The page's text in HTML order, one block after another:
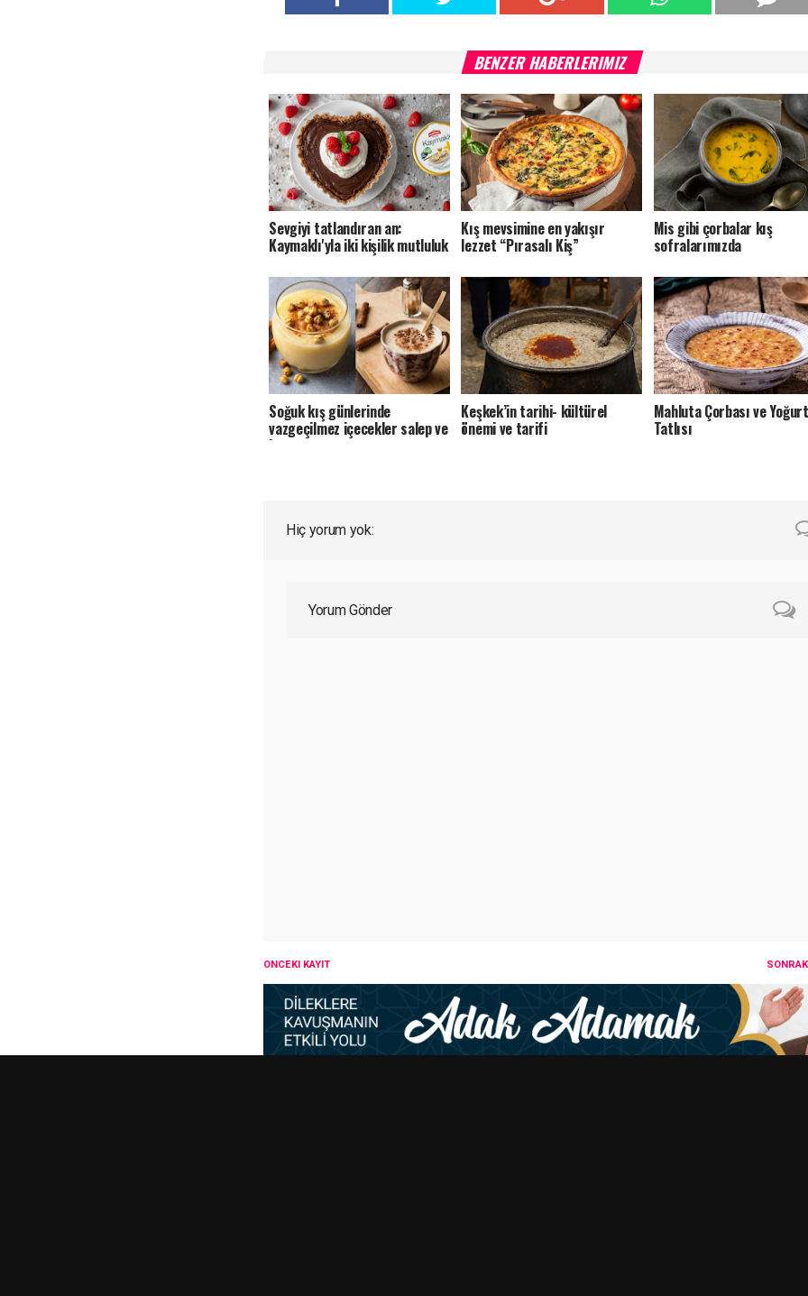
BENZER HABERLERIMIZ
Sevgiyi tatlandıran an:
Kaymaklı'yla iki kişilik mutluluk
Kış mevsimine en yakışır
lezzet “Pırasalı Kiş”
Mis gibi çorbalar kış
sofralarımızda
Soğuk kış günlerinde
vazgeçilmez içecekler salep ve
boza
Keşkek’in tarihi- kültürel
önemi ve tarifi
Mahluta Çorbası ve Yoğurt
Tatlısı
Hiç yorum yok:
Yorum Gönder
ÖNCEKI KAYIT